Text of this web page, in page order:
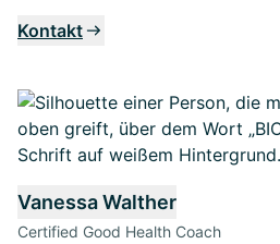
Kontakt
Vanessa Walther
Certified Good Health Coach